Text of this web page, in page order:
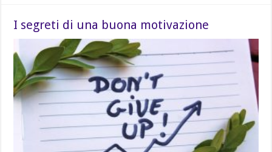
I segreti di una buona motivazione